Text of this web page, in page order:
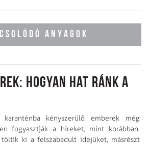
ANYAGOK
Hogyan hat ránk a
kényszerülő emberek még
fogyasztják a híreket, mint korábban.
töltik ki a felszabadult idejüket, másrészt